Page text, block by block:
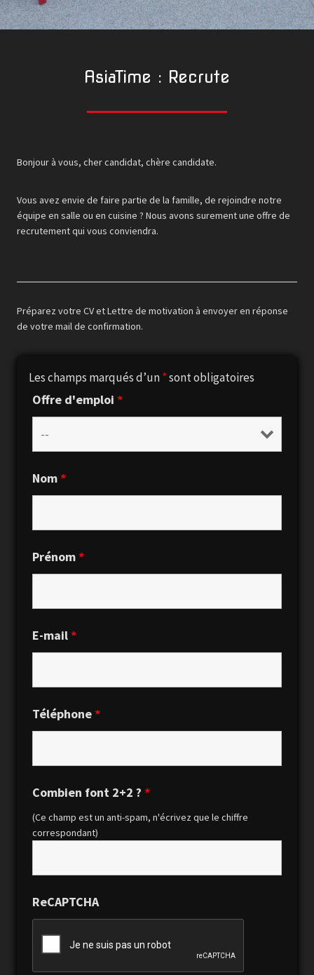
AsiaTime : Recrute
Bonjour à vous, cher candidat, chère candidate.
Vous avez envie de faire partie de la famille, de rejoindre notre
équipe en salle ou en cuisine ? Nous avons surement une offre de
recrutement qui vous conviendra.
Préparez votre CV et Lettre de motivation à envoyer en réponse
de votre mail de confirmation.
Les champs marqués d’un*sont obligatoires
Offre d'emploi *
Nom*
Prénom*
E-mail*
Téléphone*
Combien font 2+2 ? *
(Ce champ est un anti-spam, n'écrivez que le chiffre
correspondant)
ReCAPTCHA